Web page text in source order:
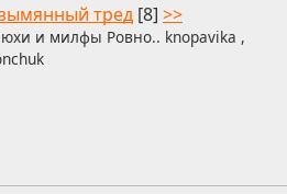
тред [8] >>
и милфы Ровно.. knopavika ,